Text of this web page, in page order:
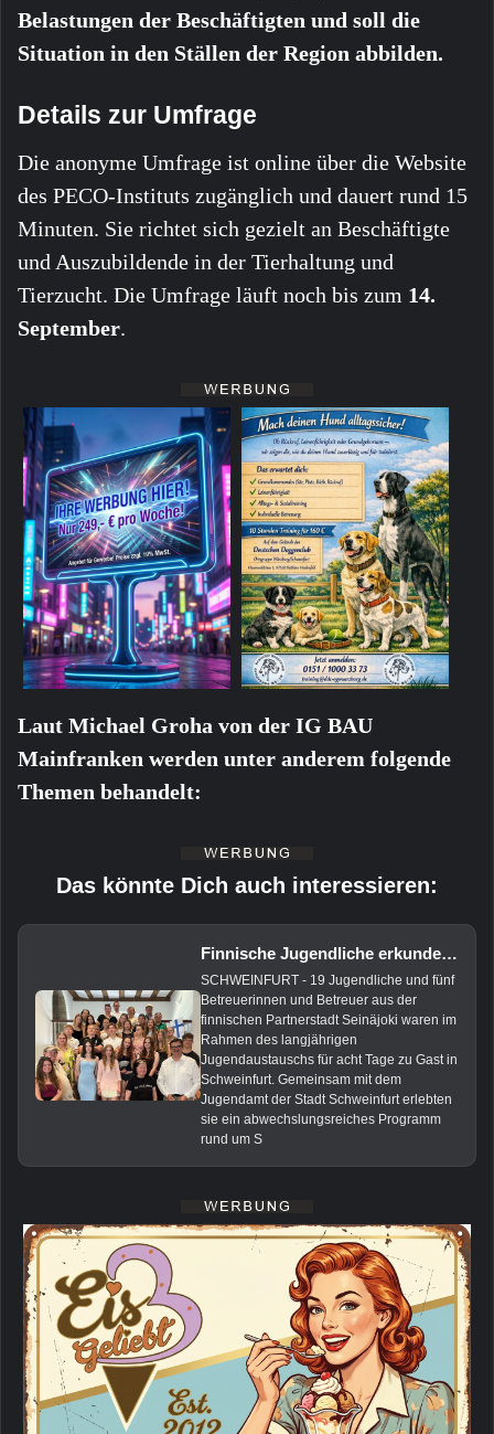
Belastungen der Beschäftigten und soll die
Situation in den Ställen der Region abbilden.
Details zur Umfrage
Die anonyme Umfrage ist online über die Website
des PECO-Instituts zugänglich und dauert rund 15
Minuten. Sie richtet sich gezielt an Beschäftigte
und Auszubildende in der Tierhaltung und
Tierzucht. Die Umfrage läuft noch bis zum 14.
September.
Laut Michael Groha von der IG BAU
Mainfranken werden unter anderem folgende
Themen behandelt:
Das könnte Dich auch interessieren:
Finnische Jugendliche erkunden Schweinfurt beim Städtepartnerschafts-Austausch
SCHWEINFURT - 19 Jugendliche und fünf
Betreuerinnen und Betreuer aus der
finnischen Partnerstadt Seinäjoki waren im
Rahmen des langjährigen
Jugendaustauschs für acht Tage zu Gast in
Schweinfurt. Gemeinsam mit dem
Jugendamt der Stadt Schweinfurt erlebten
sie ein abwechslungsreiches Programm
rund um S